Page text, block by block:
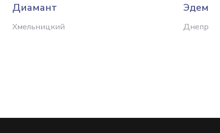
Диамант
Хмельницкий
Эдем
Днепр